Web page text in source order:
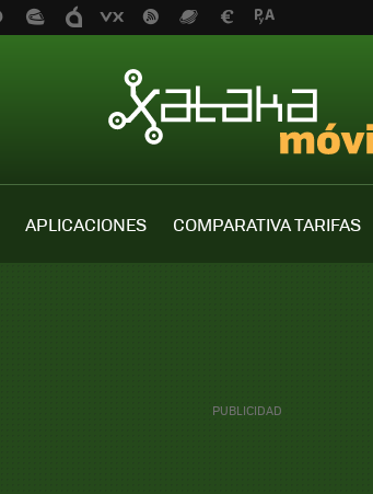
APLICACIONES COMPARATIVA TARIFAS